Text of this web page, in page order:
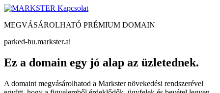
Kapcsolat
MEGVÁSÁROLHATÓ PRÉMIUM DOMAIN
parked-hu.markster.ai
Ez a domain egy jó alap az üzletednek.
A domaint megvásárolhatod a Markster növekedési rendszerével